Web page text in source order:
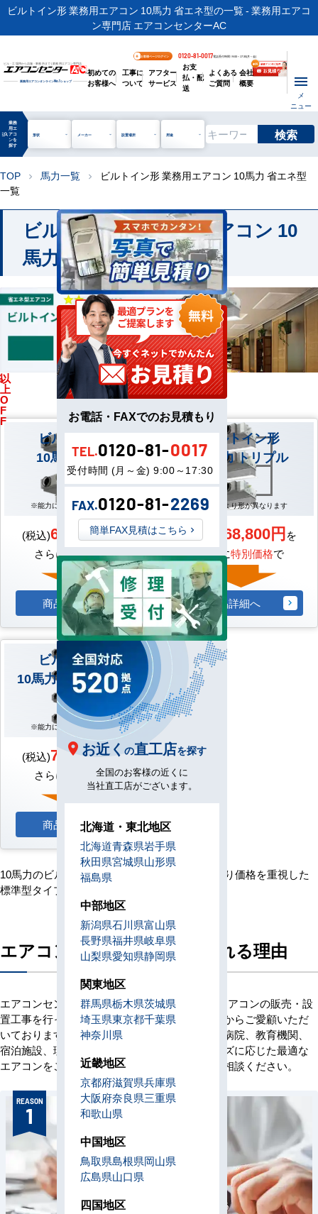
ビルトイン形 業務用エアコン 10馬力 省エネ型の一覧 - 業務用エアコ
ン専門店 エアコンセンターAC
ビル・工場用から店舗・事務所まで | 業務用エアコン専門店
業務用エアコンオンラインNo.1ショップ
お客様ページログイン 0120-81-0017電話受付時間 / 9:00～17:30(月～金)
初めての
お客様へ
工事に
ついて
アフター
サービス
お支
払・配
送
よくある
ご質問
会社
概要
メ
ニュー
manage_search
業務
用エ
アコ
ンを
探す
形状 メーカー 設置場所 用途 検索
TOP chevron_right 馬力一覧 chevron_right
ビルトイン形 業務用エアコン 10馬力 省エネ型
一覧
ビルトイン形 業務用エアコン 10
馬力 省エネ 一覧
以
上
O
F
F
※能力により形が異なります
ビルトイン形
10馬力 ツイン
(税込)613,800円を
さらに特別価格で
商品詳細へ
※能力により形が異なります
ビルトイン形
10馬力 トリプル
(税込) 668,800円を
さらに特別価格で
商品詳細へ
※能力により形が異なります
ビルトイン形
10馬力 ダブルツイン
(税込)734,800円を
さらに
特別価格で
商品詳細へ
10馬力のビルトイン形エアコンは、この他により価格を重視した
標準型タイプがございます。
エアコンセンターACが選ばれる理由
エアコンセンターACは、創業当初より業務用エアコンの販売・設
置工事を行っており、これまでに多くのお客様からご愛顧いただ
いております。オフィス、店舗、ビル、工場、病院、教育機関、
宿泊施設、理美容室など、お客様の業域やニーズに応じた最適な
エアコンをご提案いたします。ぜひお気軽にご相談ください。
REASON
1
お電話・FAXでのお見積もり
TEL.0120-81-0017
受付時間 (月～金) 9:00～17:30
FAX.0120-81-2269
簡単FAX見積はこちら
お近く の直工店を探す
全国のお客様の近くに
当社直工店がございます。
北海道・東北地区
北海道青森県岩手県
秋田県宮城県山形県
福島県
中部地区
新潟県石川県富山県
長野県福井県岐阜県
山梨県愛知県静岡県
関東地区
群馬県栃木県茨城県
埼玉県東京都千葉県
神奈川県
近畿地区
京都府滋賀県兵庫県
大阪府奈良県三重県
和歌山県
中国地区
鳥取県島根県岡山県
広島県山口県
四国地区